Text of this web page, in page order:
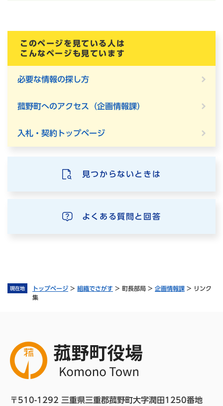
現在地 トップページ > 組織でさがす > 町長部局 > 企画情報課 > リンク
集
このページを見ている人は
こんなページも見ています
必要な情報の探し方
菰野町へのアクセス（企画情報課）
入札・契約トップページ
見つからないときは
よくある質問と回答
〒510-1292 三重県三重郡菰野町大字潤田1250番地